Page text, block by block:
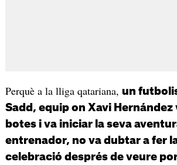
Perquè a la lliga qatariana, un
Sadd, equip on Xavi Hernández
botes i va iniciar la seva
entrenador, no va dubtar a fer
celebració després de veure